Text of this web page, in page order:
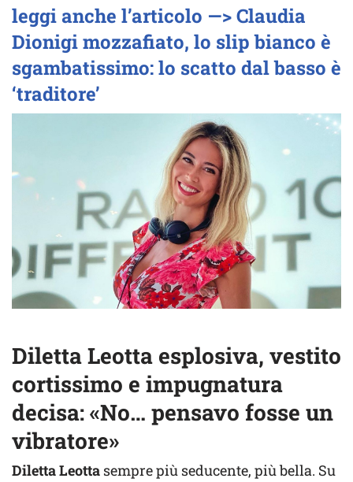
leggi anche l’articolo —> Claudia
Dionigi mozzafiato, lo slip bianco è
sgambatissimo: lo scatto dal basso è
‘traditore’
Diletta Leotta esplosiva, vestito
cortissimo e impugnatura
decisa: «No… pensavo fosse un
vibratore»
Diletta Leotta sempre più seducente, più bella. Su